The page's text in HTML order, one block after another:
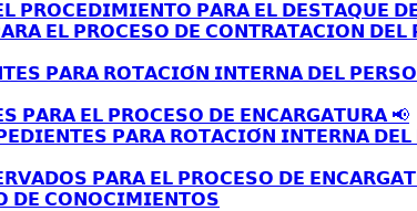
𝗣𝗥𝗢𝗖𝗘𝗗𝗜𝗠𝗜𝗘𝗡𝗧𝗢 𝗣𝗔𝗥𝗔 𝗘𝗟 𝗗𝗘𝗦𝗧𝗔𝗤𝗨𝗘
𝗘𝗟 𝗣𝗥𝗢𝗖𝗘𝗦𝗢 𝗗𝗘 𝗖𝗢𝗡𝗧𝗥𝗔𝗧𝗔𝗖𝗜𝗢𝗡
𝗣𝗔𝗥𝗔 𝗥𝗢𝗧𝗔𝗖𝗜𝗢́𝗡 𝗜𝗡𝗧𝗘𝗥𝗡𝗔 𝗗𝗘𝗟
𝗣𝗔𝗥𝗔 𝗘𝗟 𝗣𝗥𝗢𝗖𝗘𝗦𝗢 𝗗𝗘 𝗘𝗡𝗖𝗔𝗥𝗚𝗔𝗧𝗨𝗥𝗔 📢
𝗣𝗔𝗥𝗔 𝗥𝗢𝗧𝗔𝗖𝗜𝗢́𝗡 𝗜𝗡𝗧𝗘𝗥𝗡𝗔
𝗣𝗔𝗥𝗔 𝗘𝗟 𝗣𝗥𝗢𝗖𝗘𝗦𝗢 𝗗𝗘
𝗗𝗘 𝗖𝗢𝗡𝗢𝗖𝗜𝗠𝗜𝗘𝗡𝗧𝗢𝗦